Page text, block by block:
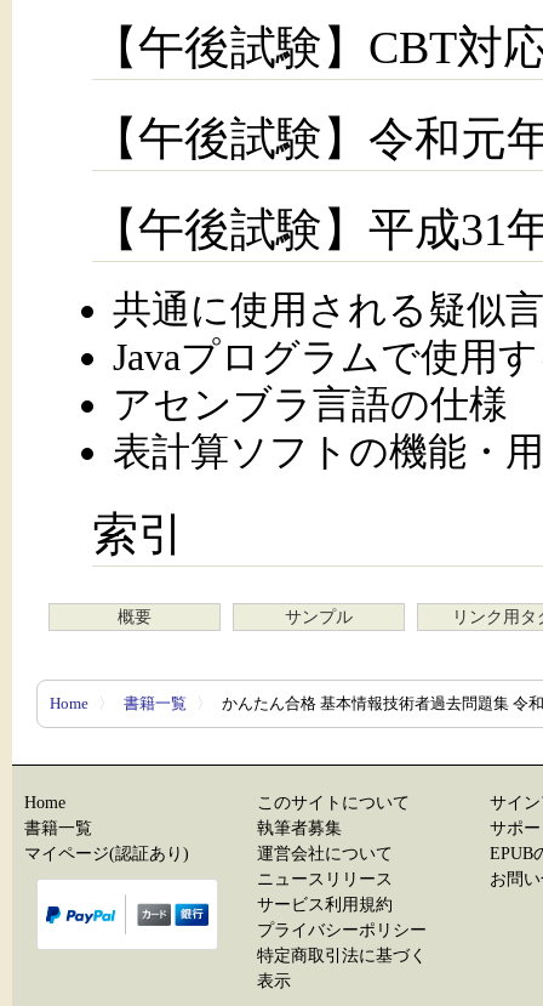
【午後試験】CBT対
【午後試験】令和元
【午後試験】平成31
共通に使用される疑似
Javaプログラムで使用
アセンブラ言語の仕様
表計算ソフトの機能・
索引
概要 サンプル リンク用タ
Home 〉 書籍一覧 〉 かんたん合格 基本情報技術者過去問題集 令
Home
書籍一覧
マイページ(認証あり)
このサイトについて
執筆者募集
運営会社について
ニュースリリース
サービス利用規約
プライバシーポリシー
特定商取引法に基づく
表示
サイ
サポ
EPUB
お問